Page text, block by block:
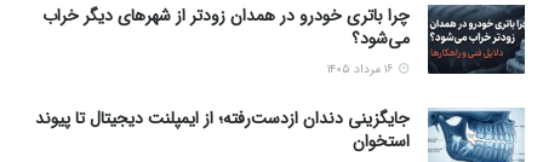
چرا باتری خودرو در همدان زودتر از شهرهای دیگر خراب
می‌شود؟
جایگزینی دندان ازدست‌رفته؛ از ایمپلنت دیجیتال تا پیوند
استخوان